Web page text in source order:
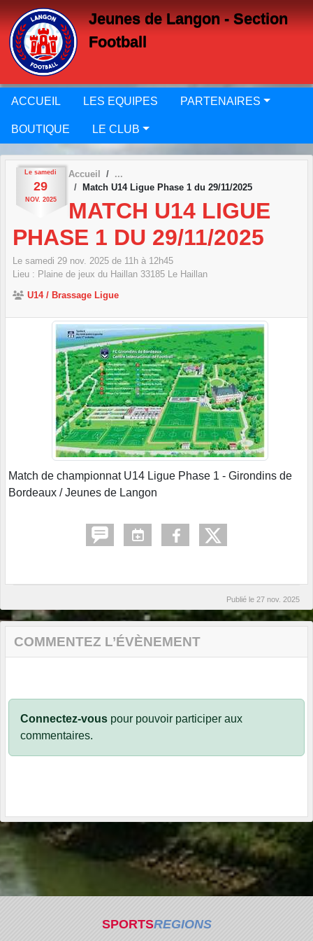
Jeunes de Langon - Section
Football
ACCUEIL LES EQUIPES PARTENAIRES
BOUTIQUE LE CLUB
Le samedi
29
NOV. 2025
Accueil
Match U14 Ligue Phase 1 du 29/11/2025
MATCH U14 LIGUE
PHASE 1 DU 29/11/2025
Le samedi 29 nov. 2025 de 11h à 12h45
Lieu : Plaine de jeux du Haillan 33185 Le Haillan
U14 / Brassage Ligue
Match de championnat U14 Ligue Phase 1 - Girondins de
Bordeaux / Jeunes de Langon
Publié le 27 nov. 2025
COMMENTEZ L’ÉVÈNEMENT
Connectez-vous pour pouvoir participer aux
commentaires.
SPORTSREGIONS
Panneau de gestion des cookies